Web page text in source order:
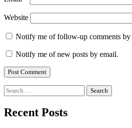
Website
Notify me of follow-up comments by
Notify me of new posts by email.
Search
for:
Recent Posts